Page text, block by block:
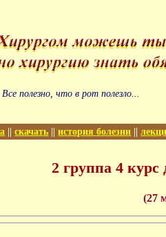
Все полезно, что в рот полезло...
||скачать ||история болезни ||
2 группа 4
(27